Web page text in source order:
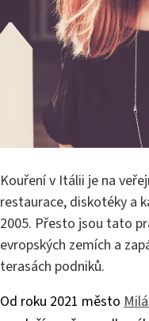
Kouření v Itálii je na
restaurace, diskotéky a
2005. Přesto jsou tato
evropských zemích a
terasách podniků.
Od roku 2021 město